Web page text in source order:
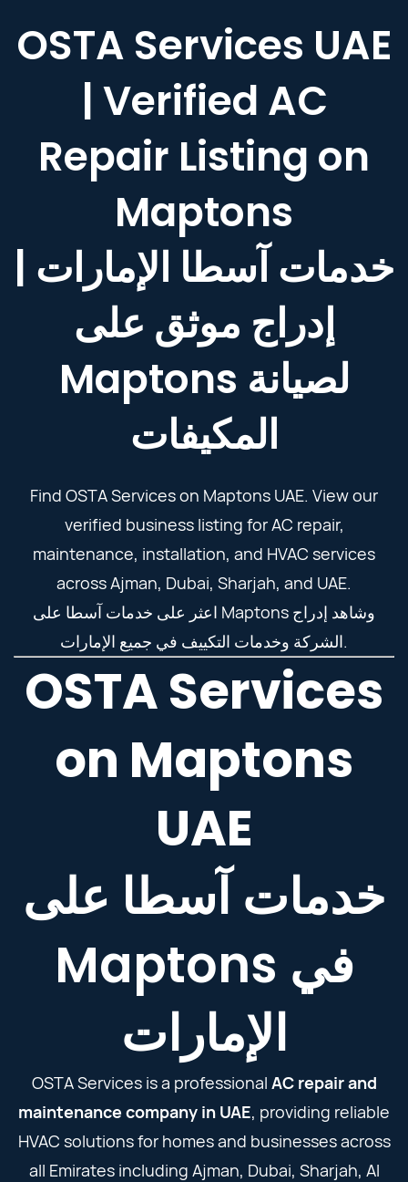
OSTA Services UAE
| Verified AC
Repair Listing on
Maptons
خدمات آسطا الإمارات |
إدراج موثق على
Maptons لصيانة
المكيفات
Find OSTA Services on Maptons UAE. View our
verified business listing for AC repair,
maintenance, installation, and HVAC services
across Ajman, Dubai, Sharjah, and UAE.
اعثر على خدمات آسطا على Maptons وشاهد إدراج
الشركة وخدمات التكييف في جميع الإمارات.
OSTA Services
on Maptons
UAE
خدمات آسطا على
Maptons في
الإمارات
OSTA Services is a professional AC repair and
maintenance company in UAE, providing reliable
HVAC solutions for homes and businesses across
all Emirates including Ajman, Dubai, Sharjah, Al